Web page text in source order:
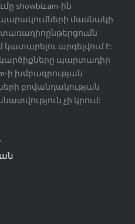
showbiz.am-ին
մասնակի
կատարելու արգելվում է:
պարտադիր
ի խմբագրության
բովանդակության
չի կրում: